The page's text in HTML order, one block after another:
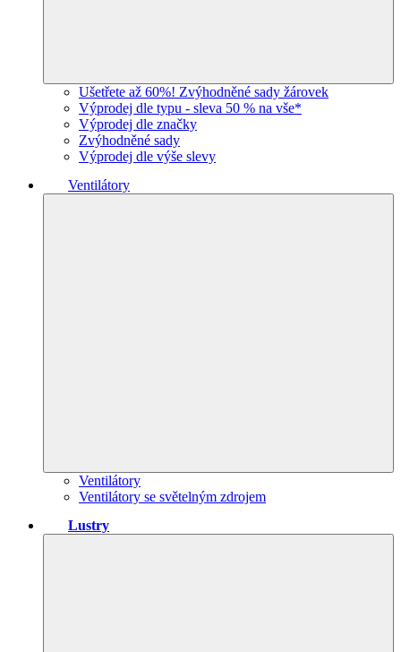
Ušetřete až 60%! Zvýhodněné sady žárovek
Výprodej dle typu - sleva 50 % na vše*
Výprodej dle značky
Zvýhodněné sady
Výprodej dle výše slevy
Ventilátory
Ventilátory
Ventilátory se světelným zdrojem
Lustry